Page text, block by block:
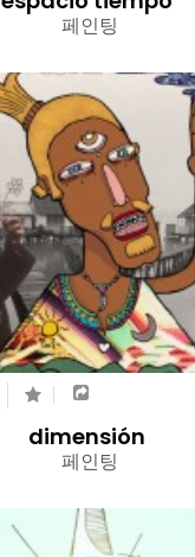
페인팅
dimensión
페인팅